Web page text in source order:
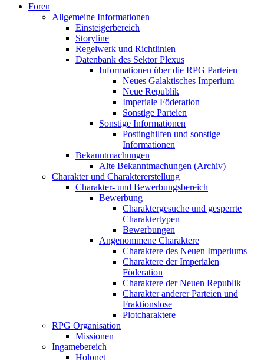
Foren
Allgemeine Informationen
Einsteigerbereich
Storyline
Regelwerk und Richtlinien
Datenbank des Sektor Plexus
Informationen über die RPG Parteien
Neues Galaktisches Imperium
Neue Republik
Imperiale Föderation
Sonstige Parteien
Sonstige Informationen
Postinghilfen und sonstige
Informationen
Bekanntmachungen
Alte Bekanntmachungen (Archiv)
Charakter und Charaktererstellung
Charakter- und Bewerbungsbereich
Bewerbung
Charaktergesuche und gesperrte
Charaktertypen
Bewerbungen
Angenommene Charaktere
Charaktere des Neuen Imperiums
Charaktere der Imperialen
Föderation
Charaktere der Neuen Republik
Charakter anderer Parteien und
Fraktionslose
Plotcharaktere
RPG Organisation
Missionen
Ingamebereich
Holonet